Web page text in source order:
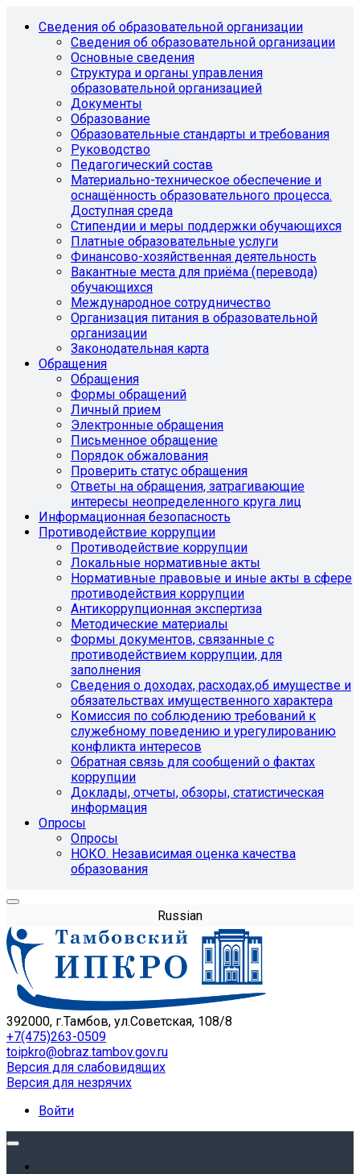
Сведения об образовательной организации
Сведения об образовательной организации
Основные сведения
Структура и органы управления
образовательной организацией
Документы
Образование
Образовательные стандарты и требования
Руководство
Педагогический состав
Материально-техническое обеспечение и
оснащённость образовательного процесса.
Доступная среда
Стипендии и меры поддержки обучающихся
Платные образовательные услуги
Финансово-хозяйственная деятельность
Вакантные места для приёма (перевода)
обучающихся
Международное сотрудничество
Организация питания в образовательной
организации
Законодательная карта
Обращения
Обращения
Формы обращений
Личный прием
Электронные обращения
Письменное обращение
Порядок обжалования
Проверить статус обращения
Ответы на обращения, затрагивающие
интересы неопределенного круга лиц
Информационная безопасность
Противодействие коррупции
Противодействие коррупции
Локальные нормативные акты
Нормативные правовые и иные акты в сфере
противодействия коррупции
Антикоррупционная экспертиза
Методические материалы
Формы документов, связанные с
противодействием коррупции, для
заполнения
Сведения о доходах, расходах,об имуществе и
обязательствах имущественного характера
Комиссия по соблюдению требований к
служебному поведению и урегулированию
конфликта интересов
Обратная связь для сообщений о фактах
коррупции
Доклады, отчеты, обзоры, статистическая
информация
Опросы
Опросы
НОКО. Независимая оценка качества
образования
Russian
392000, г.Тамбов, ул.Советская, 108/8
+7(475)263-0509
toipkro@obraz.tambov.gov.ru
Версия для слабовидящих
Версия для незрячих
Войти